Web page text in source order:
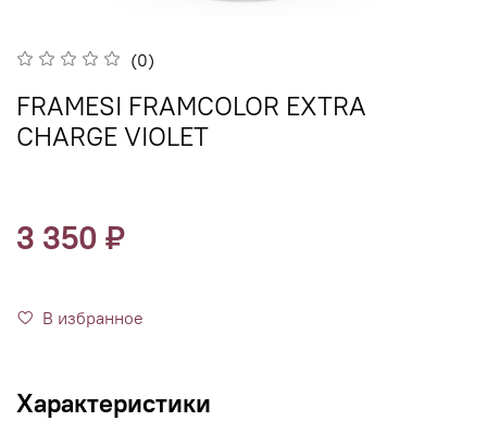
(0)
FRAMESI FRAMCOLOR EXTRA
CHARGE VIOLET
3 350 ₽
В избранное
Характеристики